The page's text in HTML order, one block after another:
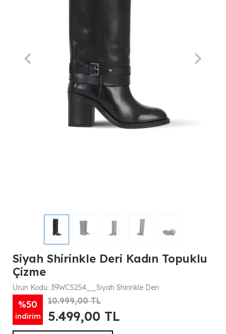
Siyah Shirinkle Deri Kadın Topuklu
Çizme
Ürün Kodu: 39WC5254__Siyah Shirinkle Deri
%50
indirim
10.999,00 TL
5.499,00 TL